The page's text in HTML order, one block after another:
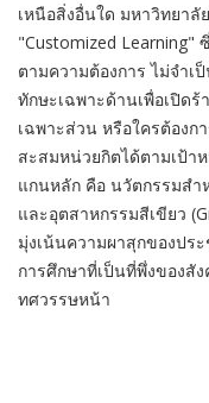
เหนือสิ่งอื่นใด มหาวิทยาลั
"Customized Learning"
ตามความต้องการ ไม่จำเ
ทักษะเฉพาะด้านเพื่อเปิด
เฉพาะส่วน หรือใครต้อง
สะสมหน่วยกิตได้ตามเป้า
แกนหลัก คือ นวัตกรรมสำ
และอุตสาหกรรมสีเขียว
มุ่งเน้นความผาสุกของปร
การศึกษาที่เป็นที่พึ่งของสั
ทศวรรษหน้า